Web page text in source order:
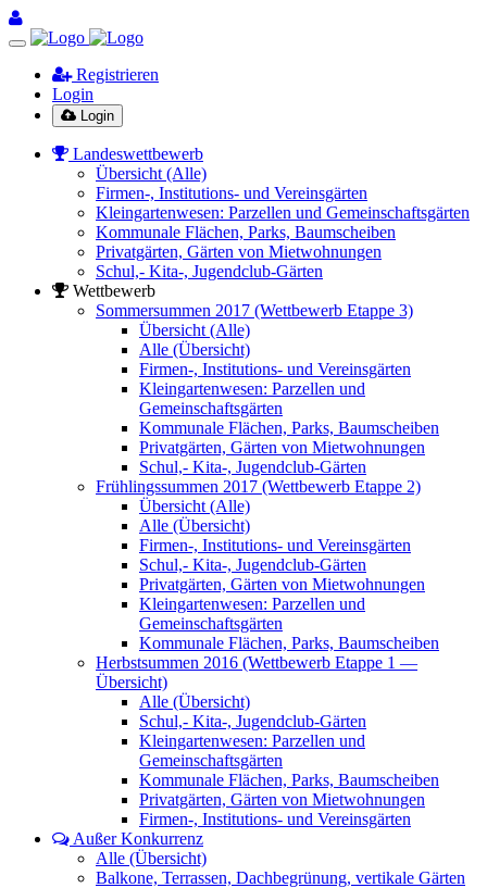
Registrieren
Login
Login
Landeswettbewerb
Übersicht (Alle)
Firmen-, Institutions- und Vereinsgärten
Kleingartenwesen: Parzellen und Gemeinschaftsgärten
Kommunale Flächen, Parks, Baumscheiben
Privatgärten, Gärten von Mietwohnungen
Schul,- Kita-, Jugendclub-Gärten
Wettbewerb
Sommersummen 2017 (Wettbewerb Etappe 3)
Übersicht (Alle)
Alle (Übersicht)
Firmen-, Institutions- und Vereinsgärten
Kleingartenwesen: Parzellen und
Gemeinschaftsgärten
Kommunale Flächen, Parks, Baumscheiben
Privatgärten, Gärten von Mietwohnungen
Schul,- Kita-, Jugendclub-Gärten
Frühlingssummen 2017 (Wettbewerb Etappe 2)
Übersicht (Alle)
Alle (Übersicht)
Firmen-, Institutions- und Vereinsgärten
Schul,- Kita-, Jugendclub-Gärten
Privatgärten, Gärten von Mietwohnungen
Kleingartenwesen: Parzellen und
Gemeinschaftsgärten
Kommunale Flächen, Parks, Baumscheiben
Herbstsummen 2016 (Wettbewerb Etappe 1 —
Übersicht)
Alle (Übersicht)
Schul,- Kita-, Jugendclub-Gärten
Kleingartenwesen: Parzellen und
Gemeinschaftsgärten
Kommunale Flächen, Parks, Baumscheiben
Privatgärten, Gärten von Mietwohnungen
Firmen-, Institutions- und Vereinsgärten
Außer Konkurrenz
Alle (Übersicht)
Balkone, Terrassen, Dachbegrünung, vertikale Gärten